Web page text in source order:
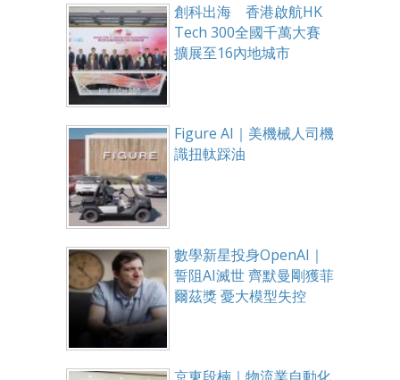
創科出海 香港啟航HK
Tech 300全國千萬大賽
擴展至16內地城市
Figure AI｜美機械人司機
識扭軚踩油
數學新星投身OpenAI｜
誓阻AI滅世 齊默曼剛獲菲
爾茲獎 憂大模型失控